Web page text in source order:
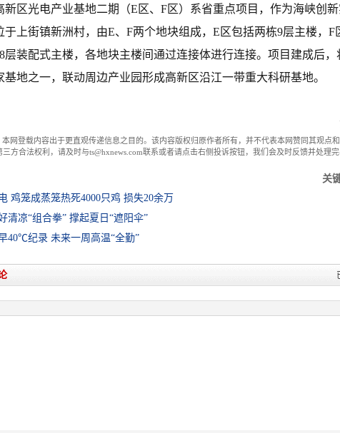
新区光电产业基地二期（E区、F区）系省重点项目，作为海峡创
于上街镇新洲村，由E、F两个地块组成，E区包括两栋9层主楼，F
层装配式主楼，各地块主楼间通过连接体进行连接。项目建成后
基地之一，联动周边产业园形成高新区沿江一带重大科研基地。
本网登载内容出于更直观传递信息之目的。该内容版权归原作者所有，并不代表本网赞同其观点
方合法权利，请及时与ts@hxnews.com联系或者请点击右侧投诉按钮，我们会及时反馈并处理完
关
鸡笼成蒸笼热死4000只鸡 损失20余万
清凉“组合拳” 撑起夏日“遮阳伞”
40℃纪录 未来一周高温“全勤”